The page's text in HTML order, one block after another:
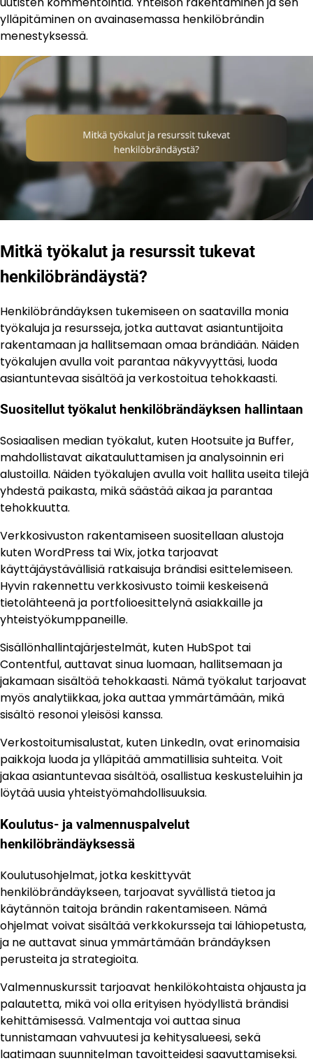
ylläpitäminen on avainasemassa henkilöbrändin
menestyksessä.
Mitkä työkalut ja resurssit tukevat
henkilöbrändäystä?
Henkilöbrändäyksen tukemiseen on saatavilla monia
työkaluja ja resursseja, jotka auttavat asiantuntijoita
rakentamaan ja hallitsemaan omaa brändiään. Näiden
työkalujen avulla voit parantaa näkyvyyttäsi, luoda
asiantuntevaa sisältöä ja verkostoitua tehokkaasti.
Suositellut työkalut henkilöbrändäyksen hallintaan
Sosiaalisen median työkalut, kuten Hootsuite ja Buffer,
mahdollistavat aikatauluttamisen ja analysoinnin eri
alustoilla. Näiden työkalujen avulla voit hallita useita tilejä
yhdestä paikasta, mikä säästää aikaa ja parantaa
tehokkuutta.
Verkkosivuston rakentamiseen suositellaan alustoja
kuten WordPress tai Wix, jotka tarjoavat
käyttäjäystävällisiä ratkaisuja brändisi esittelemiseen.
Hyvin rakennettu verkkosivusto toimii keskeisenä
tietolähteenä ja portfolioesittelynä asiakkaille ja
yhteistyökumppaneille.
Sisällönhallintajärjestelmät, kuten HubSpot tai
Contentful, auttavat sinua luomaan, hallitsemaan ja
jakamaan sisältöä tehokkaasti. Nämä työkalut tarjoavat
myös analytiikkaa, joka auttaa ymmärtämään, mikä
sisältö resonoi yleisösi kanssa.
Verkostoitumisalustat, kuten LinkedIn, ovat erinomaisia
paikkoja luoda ja ylläpitää ammatillisia suhteita. Voit
jakaa asiantuntevaa sisältöä, osallistua keskusteluihin ja
löytää uusia yhteistyömahdollisuuksia.
Koulutus- ja valmennuspalvelut
henkilöbrändäyksessä
Koulutusohjelmat, jotka keskittyvät
henkilöbrändäykseen, tarjoavat syvällistä tietoa ja
käytännön taitoja brändin rakentamiseen. Nämä
ohjelmat voivat sisältää verkkokursseja tai lähiopetusta,
ja ne auttavat sinua ymmärtämään brändäyksen
perusteita ja strategioita.
Valmennuskurssit tarjoavat henkilökohtaista ohjausta ja
palautetta, mikä voi olla erityisen hyödyllistä brändisi
kehittämisessä. Valmentaja voi auttaa sinua
tunnistamaan vahvuutesi ja kehitysalueesi, sekä
laatimaan suunnitelman tavoitteidesi saavuttamiseksi.